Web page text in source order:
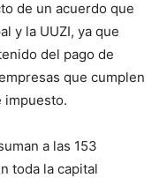
de un acuerdo que
y la UUZI, ya que
del pago de
que cumplen
impuesto.
a las 153
toda la capital